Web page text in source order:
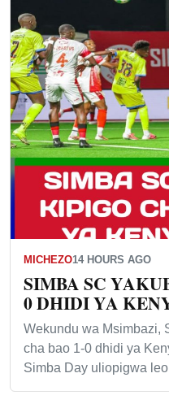
MICHEZO14 HOURS AGO
SIMBA SC
0 DHIDI YA
Wekundu wa Msimbazi,
cha bao 1-0 dhidi ya
Simba Day uliopigwa